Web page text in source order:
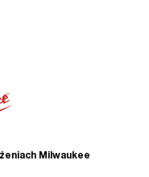
Milwaukee